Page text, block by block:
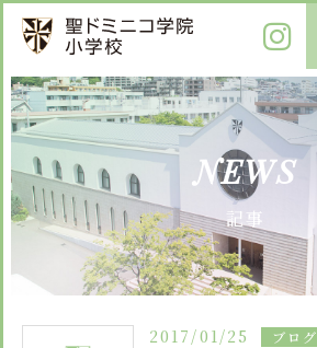
ご挨拶
校長メッセージ
先生からメッセージ
教育方針
教育方針 心・礼・知
心の育成
募集案内
学校紹介
NEWS
記事
2017/01/25 ブログ